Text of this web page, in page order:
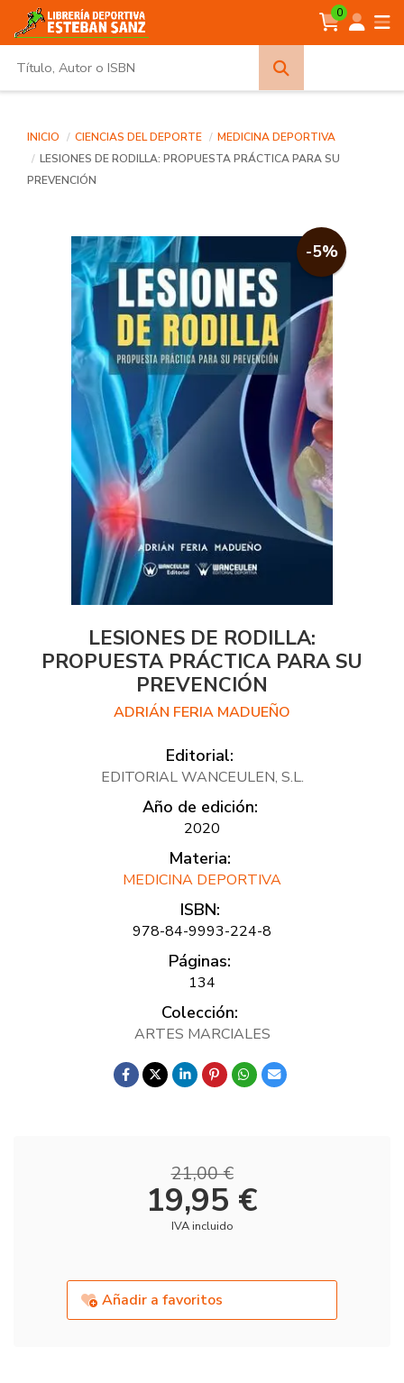
0
INICIO CIENCIAS DEL DEPORTE
MEDICINA DEPORTIVA
LESIONES DE RODILLA: PROPUESTA PRÁCTICA PARA SU
PREVENCIÓN
-5%
LESIONES DE RODILLA:
PROPUESTA PRÁCTICA PARA SU
PREVENCIÓN
ADRIÁN FERIA MADUEÑO
Editorial:
EDITORIAL WANCEULEN, S.L.
Año de edición:
2020
Materia:
MEDICINA DEPORTIVA
ISBN:
978-84-9993-224-8
Páginas:
134
Colección:
ARTES MARCIALES
21,00 €
19,95 €
IVA incluido
Añadir a favoritos